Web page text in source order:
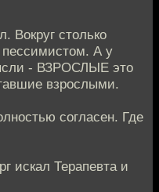
Вокруг столько
А у
- ВЗРОСЛЫЕ это
взрослыми.
согласен. Где
искал Терапевта и